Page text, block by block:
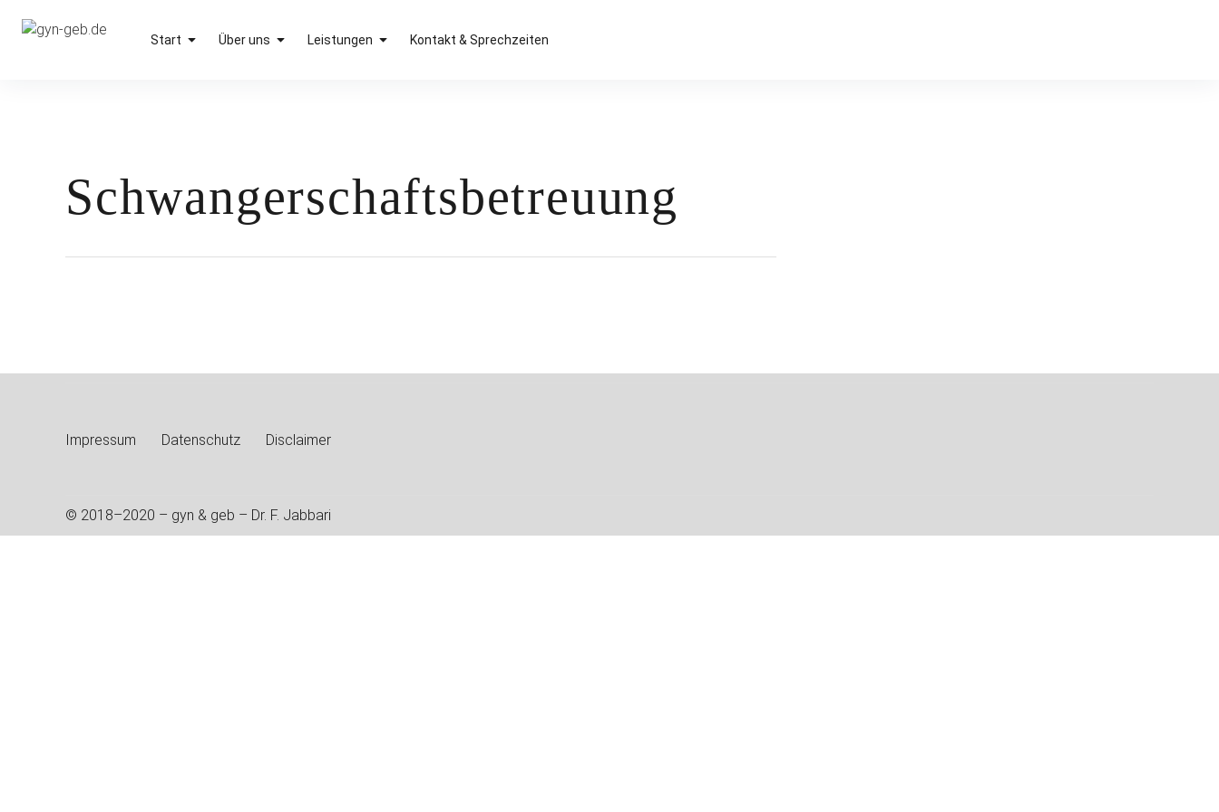
überspringen
gyn-geb.de
Facharztpraxis für Gynäkologie und Geburtshilfe
Start Über uns Leistungen Kontakt & Sprechzeiten
Schwangerschaftsbetreuung
Impressum Datenschutz Disclaimer
© 2018–2020 – gyn & geb – Dr. F. Jabbari